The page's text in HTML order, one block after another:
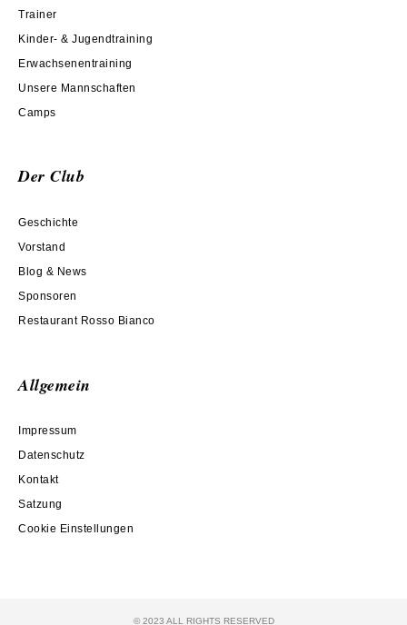
Trainer
Kinder- & Jugendtraining
Erwachsenentraining
Unsere Mannschaften
Camps
Der Club
Geschichte
Vorstand
Blog & News
Sponsoren
Restaurant Rosso Bianco
Allgemein
Impressum
Datenschutz
Kontakt
Satzung
Cookie Einstellungen
© 2023 ALL RIGHTS RESERVED​